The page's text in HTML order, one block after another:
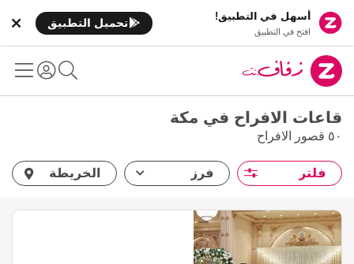
أسهل في التطبيق!
افتح في التطبيق
تحميل التطبيق
قاعات الافراح في مكة
٥٠ قصور الافراح
فلتر فرز الخريطة